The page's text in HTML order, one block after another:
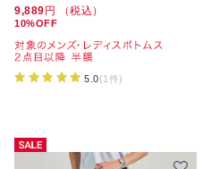
9,889円 （税込）
10%OFF
5.0(1件)